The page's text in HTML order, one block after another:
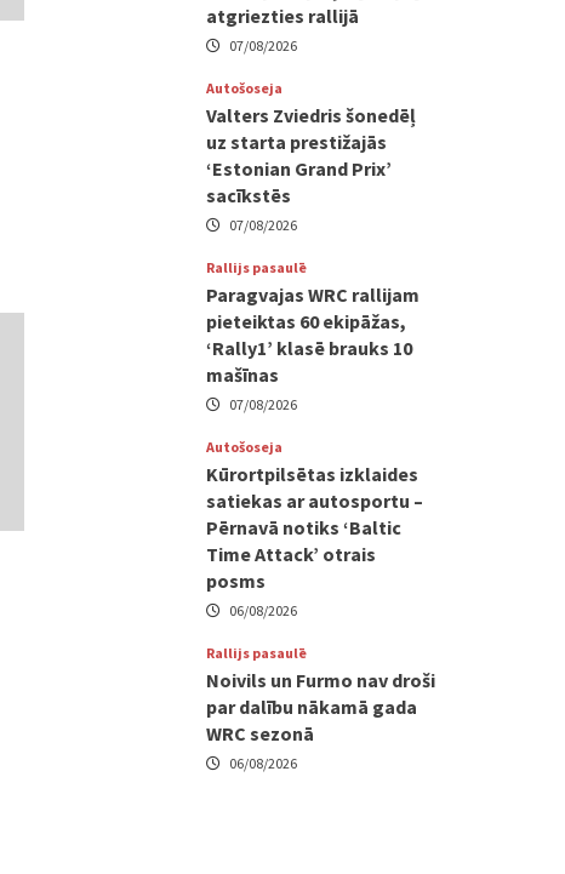
atgriezties rallijā
07/08/2026
Autošoseja
Valters Zviedris šonedēļ
uz starta prestižajās
‘Estonian Grand Prix’
sacīkstēs
07/08/2026
Rallijs pasaulē
Paragvajas WRC rallijam
pieteiktas 60 ekipāžas,
‘Rally1’ klasē brauks 10
mašīnas
07/08/2026
Autošoseja
Kūrortpilsētas izklaides
satiekas ar autosportu –
Pērnavā notiks ‘Baltic
Time Attack’ otrais
posms
06/08/2026
Rallijs pasaulē
Noivils un Furmo nav droši
par dalību nākamā gada
WRC sezonā
06/08/2026